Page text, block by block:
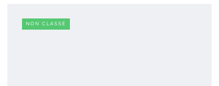
NON CLASSÉ